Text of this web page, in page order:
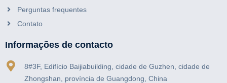
Perguntas frequentes
Contato
Informações de contacto
8#3F, Edifício Baijiabuilding, cidade de Guzhen, cidade de
Zhongshan, província de Guangdong, China